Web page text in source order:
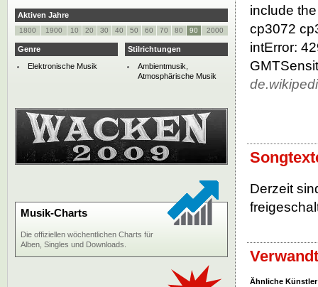
include
cp3072
intError:
Derzeit
Ähnliche Künstler
Aktiven Jahre
1800 1900 10 20 30 40 50 60 70 80 90 2000
Genre
Elektronische Musik
Stilrichtungen
Ambientmusik,
Atmosphärische Musik
Musik-Charts
Die offiziellen wöchentlichen Charts für
Alben, Singles und Downloads.